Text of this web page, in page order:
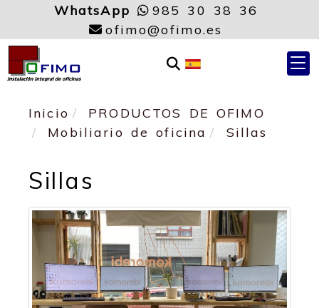
WhatsApp
985 30 38 36
ofimo
ofimo.es
Inicio
PRODUCTOS DE OFIMO
Mobiliario de oficina
Sillas
Sillas